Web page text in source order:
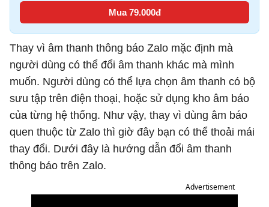
Mua 79.000đ
Thay vì âm thanh thông báo Zalo mặc định mà
người dùng có thể đổi âm thanh khác mà mình
muốn. Người dùng có thể lựa chọn âm thanh có bộ
sưu tập trên điện thoại, hoặc sử dụng kho âm báo
của từng hệ thống. Như vậy, thay vì dùng âm báo
quen thuộc từ Zalo thì giờ đây bạn có thể thoải mái
thay đổi. Dưới đây là hướng dẫn đổi âm thanh
thông báo trên Zalo.
Advertisement